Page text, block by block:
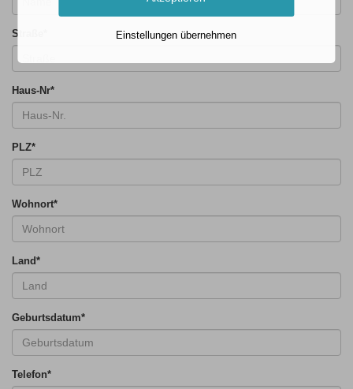
Straße
Haus-Nr*
PLZ*
Wohnort*
Land*
Geburtsdatum*
Telefon*
Einstellungen übernehmen